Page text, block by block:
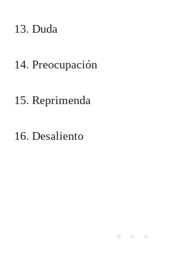
13. Duda
14. Preocupación
15. Reprimenda
16. Desaliento